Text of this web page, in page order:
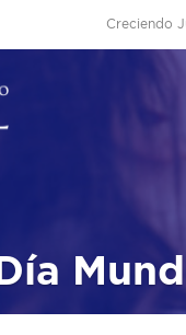
Creciendo
Día